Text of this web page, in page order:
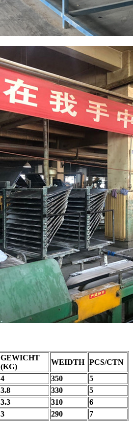
GEWICHT
(KG)
WEIDTH PCS/CTN
4 350
5
3.8 330
5
3.3 310
6
3 290
7